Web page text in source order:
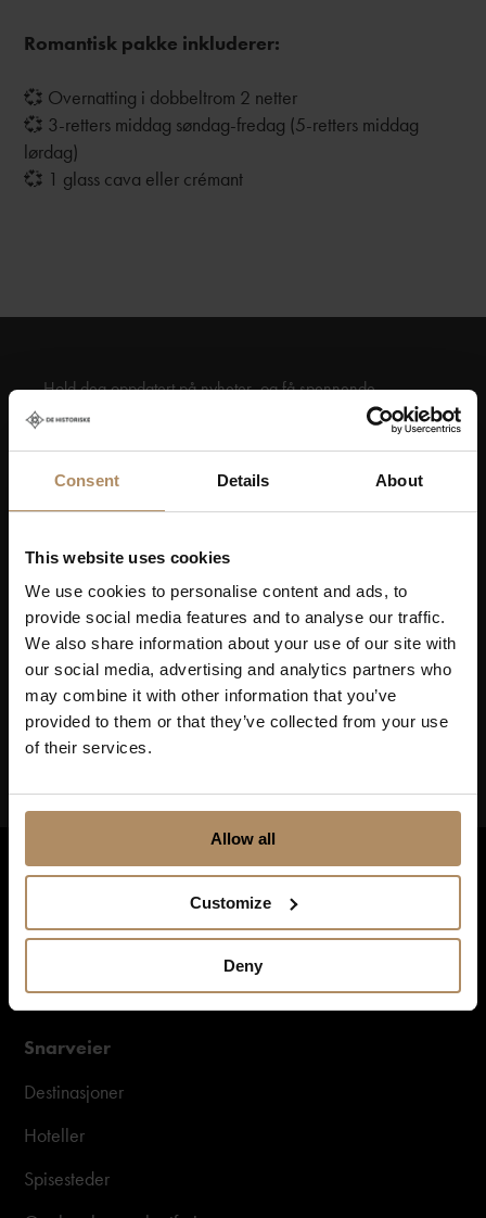
Consent Details About
This website uses cookies
We use cookies to personalise content and ads, to
provide social media features and to analyse our traffic.
We also share information about your use of our site with
our social media, advertising and analytics partners who
may combine it with other information that you’ve
provided to them or that they’ve collected from your use
of their services.
Allow all
Customize
Deny
Romantisk pakke inkluderer:
💞 Overnatting i dobbeltrom 2 netter
💞 3-retters middag søndag-fredag (5-retters middag
lørdag)
💞 1 glass cava eller crémant
Hold deg oppdatert på nyheter, og få spennende
reisetilbud som frister!
Ved påmelding godkjenner du at De Historiske lagrer
kontaktinformasjonen du gir oss, og at vi sender deg
nyhetsbrev om våre produkter og tjenester. Du kan
oppheve abonnementet når som helst. Hvis du vil ha mer
informasjon om vår praksis for personvern og hvordan vi
forplikter oss til å beskytte ditt personvern, kan du se våre
retningslinjer her.
Snarveier
Destinasjoner
Hoteller
Spisesteder